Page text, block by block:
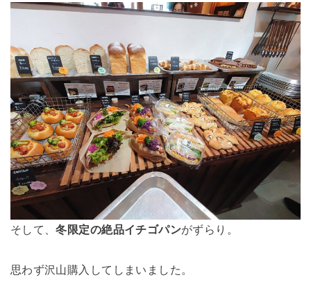
そして、冬限定の絶品イチゴパンがずらり。
思わず沢山購入してしまいました。